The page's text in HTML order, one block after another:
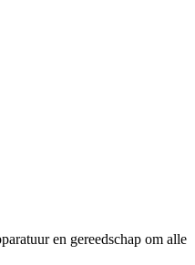
en gereedschap om alle